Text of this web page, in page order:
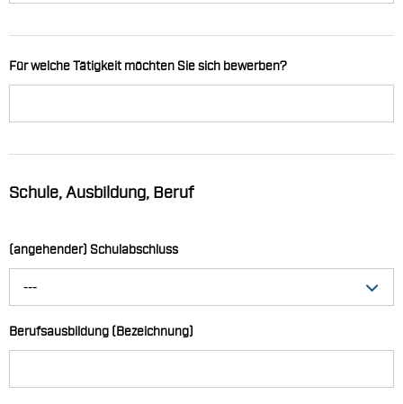
Für welche Tätigkeit möchten Sie sich bewerben?
Schule, Ausbildung, Beruf
(angehender) Schulabschluss
---
Berufsausbildung (Bezeichnung)